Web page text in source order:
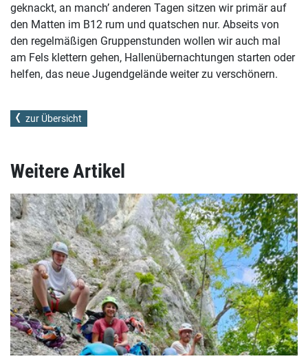
geknackt, an manch’ anderen Tagen sitzen wir primär auf
den Matten im B12 rum und quatschen nur. Abseits von
den regelmäßigen Gruppenstunden wollen wir auch mal
am Fels klettern gehen, Hallenübernachtungen starten oder
helfen, das neue Jugendgelände weiter zu verschönern.
zur Übersicht
Weitere Artikel